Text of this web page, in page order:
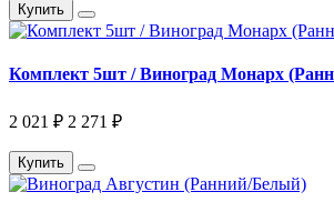
Купить
Комплект 5шт / Виноград Монарх
2 021 ₽ 2 271 ₽
Купить